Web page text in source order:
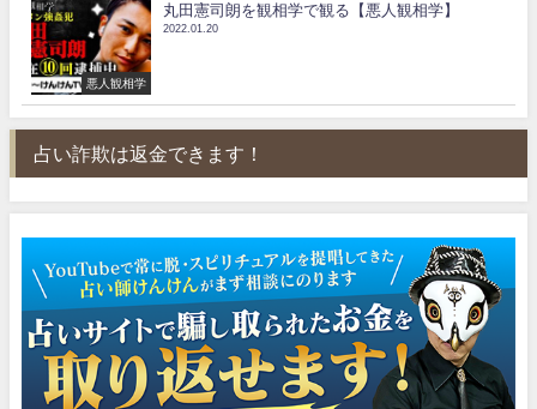
悪人観相学
丸田憲司朗を観相学で観る【悪人観相学】
2022.01.20
占い詐欺は返金できます！